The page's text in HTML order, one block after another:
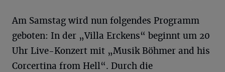
Am Samstag wird nun folgendes Programm
geboten: In der „Villa Erckens“ beginnt um 20
Uhr Live-Konzert mit „Musik Böhmer and his
Corcertina from Hell“. Durch die